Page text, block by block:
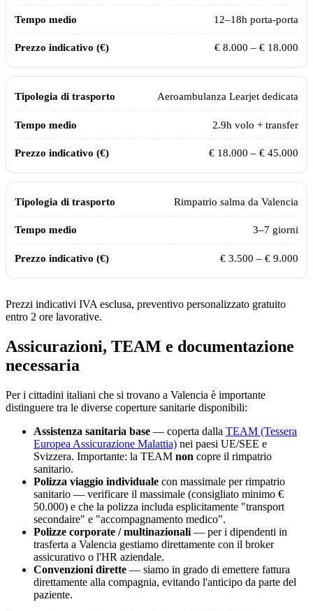
12–18h porta-porta
€ 8.000 – € 18.000
Aeroambulanza Learjet dedicata
2.9h volo + transfer
€ 18.000 – € 45.000
Rimpatrio salma da Valencia
3–7 giorni
€ 3.500 – € 9.000
Prezzi indicativi IVA esclusa, preventivo personalizzato gratuito
entro 2 ore lavorative.
Assicurazioni, TEAM e documentazione
necessaria
Per i cittadini italiani che si trovano a Valencia è importante
distinguere tra le diverse coperture sanitarie disponibili:
Assistenza sanitaria base — coperta dalla TEAM (Tessera
Europea Assicurazione Malattia) nei paesi UE/SEE e
Svizzera. Importante: la TEAM non copre il rimpatrio
sanitario.
Polizza viaggio individuale con massimale per rimpatrio
sanitario — verificare il massimale (consigliato minimo €
50.000) e che la polizza includa esplicitamente "transport
secondaire" e "accompagnamento medico".
Polizze corporate / multinazionali — per i dipendenti in
trasferta a Valencia gestiamo direttamente con il broker
assicurativo o l'HR aziendale.
Convenzioni dirette — siamo in grado di emettere fattura
direttamente alla compagnia, evitando l'anticipo da parte del
paziente.